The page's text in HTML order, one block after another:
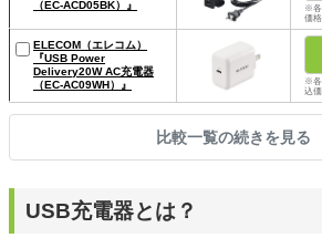
（EC-ACD05BK）』
※各
価格
ELECOM（エレコム）
『USB Power
Delivery20W AC充電器
（EC-AC09WH）』
※各
込
比較一覧の続きを見る
USB充電器とは？